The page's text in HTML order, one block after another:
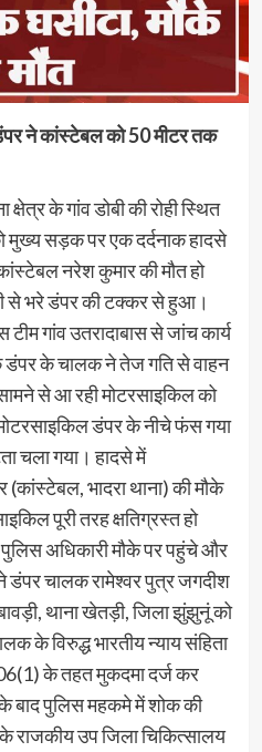
ने कांस्टेबल को 50 मीटर तक
के गांव डोबी की रोही स्थित
मुख्य सड़क पर एक दर्दनाक हादसे
नरेश कुमार की मौत हो
से भरे डंपर की टक्कर से हुआ।
गांव उतरादाबास से जांच कार्य
डंपर के चालक ने तेज गति से वाहन
से आ रही मोटरसाइकिल को
डंपर के नीचे फंस गया
चला गया। हादसे में
भादरा थाना) की मौके
पूरी तरह क्षतिग्रस्त हो
अधिकारी मौके पर पहुंचे और
डंपर चालक रामेश्वर पुत्र जगदीश
थाना खेतड़ी, जिला झुंझुनूं को
के विरुद्ध भारतीय न्याय संहिता
के तहत मुकदमा दर्ज कर
बाद पुलिस महकमे में शोक की
राजकीय उप जिला चिकित्सालय